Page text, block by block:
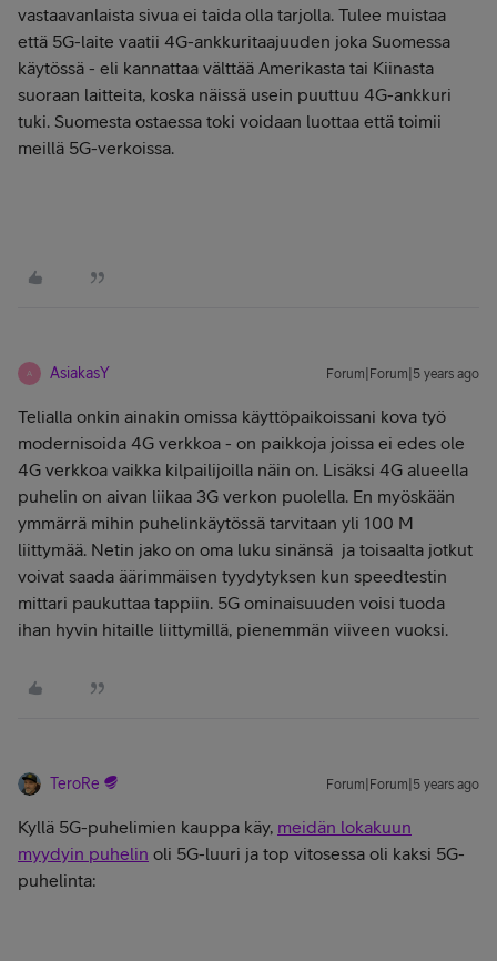
vastaavanlaista sivua ei taida olla tarjolla. Tulee muistaa
että 5G-laite vaatii 4G-ankkuritaajuuden joka Suomessa
käytössä - eli kannattaa välttää Amerikasta tai Kiinasta
suoraan laitteita, koska näissä usein puuttuu 4G-ankkuri
tuki. Suomesta ostaessa toki voidaan luottaa että toimii
meillä 5G-verkoissa.
A AsiakasY Forum|Forum|5 years ago
Telialla onkin ainakin omissa käyttöpaikoissani kova työ
modernisoida 4G verkkoa - on paikkoja joissa ei edes ole
4G verkkoa vaikka kilpailijoilla näin on. Lisäksi 4G alueella
puhelin on aivan liikaa 3G verkon puolella. En myöskään
ymmärrä mihin puhelinkäytössä tarvitaan yli 100 M
liittymää. Netin jako on oma luku sinänsä ja toisaalta jotkut
voivat saada äärimmäisen tyydytyksen kun speedtestin
mittari paukuttaa tappiin. 5G ominaisuuden voisi tuoda
ihan hyvin hitaille liittymillä, pienemmän viiveen vuoksi.
TeroRe Forum|Forum|5 years ago
Kyllä 5G-puhelimien kauppa käy, meidän lokakuun
myydyin puhelin oli 5G-luuri ja top vitosessa oli kaksi 5G-
puhelinta: